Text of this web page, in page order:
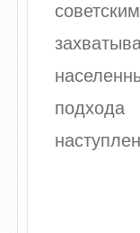
подхода